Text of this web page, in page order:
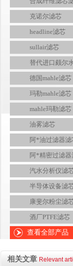
克诺尔滤芯
headline滤芯
sullair滤芯
替代进口颇尔
德国mahle滤芯
玛勒mahle滤芯
mahle玛勒滤芯
油雾滤芯
阿*油过滤器滤
阿*精密过滤器
汽水分析仪滤
半导体设备滤
康斐尔粉尘滤
酒厂PTFE滤芯
查看全部产品
相关文章 Relevant